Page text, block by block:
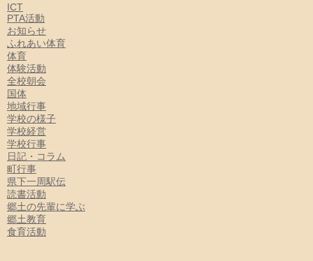
ICT
PTA活動
お知らせ
ふれあい体育
体育
体験活動
全校朝会
国体
地域行事
学校の様子
学校経営
学校行事
日記・コラム
町行事
県下一周駅伝
読書活動
郷土の先輩に学ぶ
郷土教育
食育活動